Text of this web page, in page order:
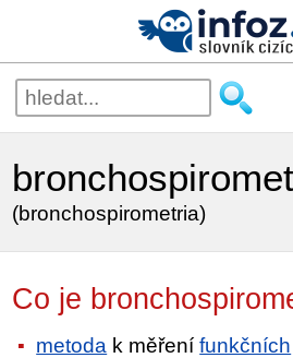
(bronchospirometria)
Co je
metoda k měřenífunkčních